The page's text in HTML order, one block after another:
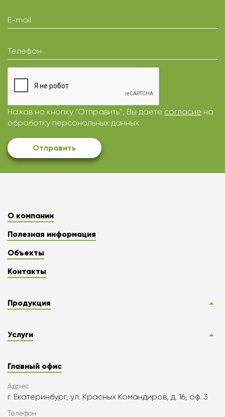
E-mail
Телефон
Нажав на кнопку “Отправить”, Вы даете согласие на
обработку персональных данных
Отправить
О компании
Полезная информация
Объекты
Контакты
Продукция
Услуги
Главный офис
Адрес
г. Екатеринбург, ул. Красных Командиров, д. 16, оф. 3
Телефон